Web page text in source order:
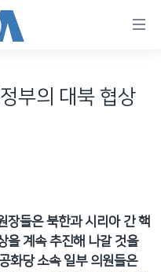
부의 대북 협상
장들은 북한과 시리아 간 핵
을 계속 추진해 나갈 것을
화당 소속 일부 의원들은